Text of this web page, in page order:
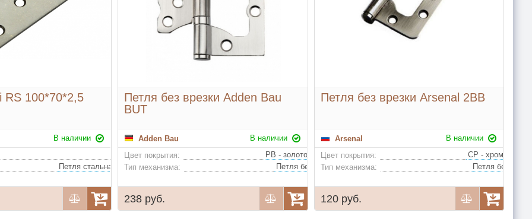
RS 100*70*2,5
В наличии
CP - хром, SN - матовый никель, PB - золото, SG - матовое золото, AB - бронза, Coffee, BN - черный никель
Петля стальная с 4 подшипниками, нагрузка на 2 петли не более 40 кг
Петля без врезки Adden Bau
BUT
Adden Bau
В наличии
Цвет покрытия:
Тип механизма:
238 руб.
Петля без врезки Arsenal 2BB
Arsenal
В наличии
Цвет покрытия:
Тип механизма:
120 руб.